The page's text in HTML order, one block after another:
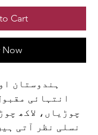
Cart
Now
ہندوستان
انتہائی
چوڑیاں، لاکھ
نسلی نظر آتی